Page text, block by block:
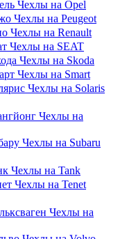
Чехлы на Opel
Чехлы на Peugeot
Чехлы на Renault
Чехлы на SEAT
Чехлы на Skoda
Чехлы на Smart
Чехлы на Solaris
Чехлы на
Чехлы на Subaru
Чехлы на Tank
Чехлы на Tenet
Чехлы на